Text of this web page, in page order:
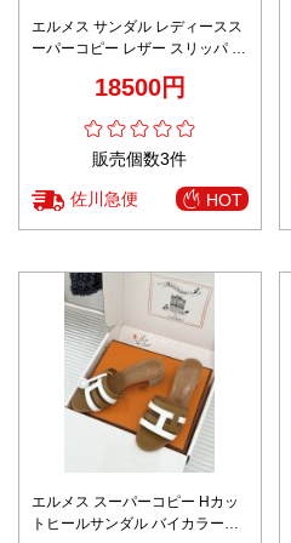
エルメス サンダル レディースス
ーパーコピー レザー スリッパ シ
可選 ブラック18500円
販売個数3件
佐川急便 HOT
エルメス スーパーコピー Hカッ
トヒールサンダル バイカラーデ